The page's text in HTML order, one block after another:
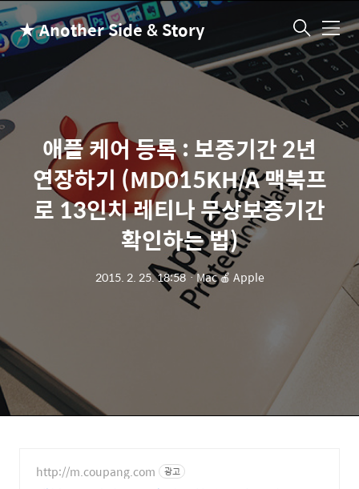
★ Another Side & Story 메
뉴
애플 케어 등록 : 보증기간 2년
연장하기 (MD015KH/A 맥북프
로 13인치 레티나 무상보증기간
확인하는 법)
2015. 2. 25. 18:58ㆍMac 🍎 Apple
http://m.coupang.com 광고